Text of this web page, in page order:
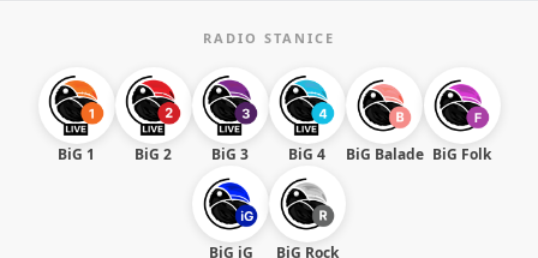
RADIO STANICE
BiG 1 BiG 2 BiG 3 BiG 4 BiG Balade BiG Folk
BiG iG BiG Rock